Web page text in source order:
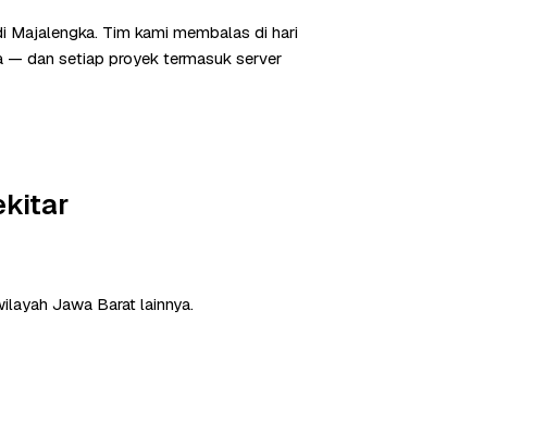
Majalengka. Tim kami membalas di hari
— dan setiap proyek termasuk server
Jawa Barat lainnya.